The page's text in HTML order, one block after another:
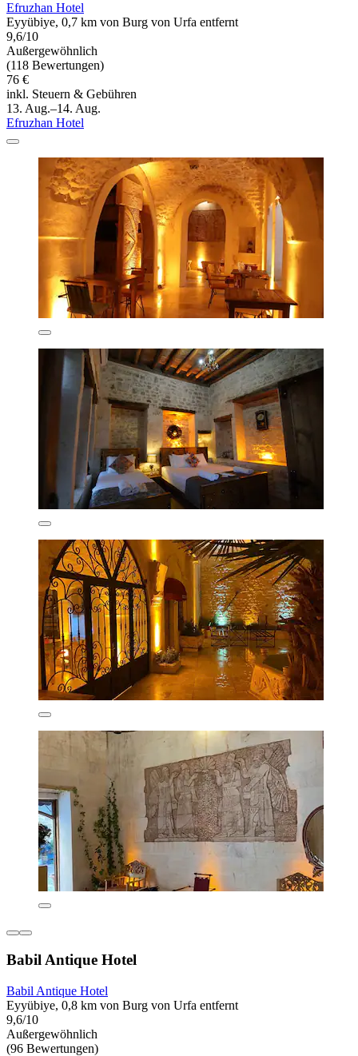
Efruzhan Hotel
Eyyübiye, 0,7 km von Burg von Urfa entfernt
9,6/10
Außergewöhnlich
(118 Bewertungen)
76 €
inkl. Steuern & Gebühren
13. Aug.–14. Aug.
Efruzhan Hotel
Babil Antique Hotel
Babil Antique Hotel
Eyyübiye, 0,8 km von Burg von Urfa entfernt
9,6/10
Außergewöhnlich
(96 Bewertungen)